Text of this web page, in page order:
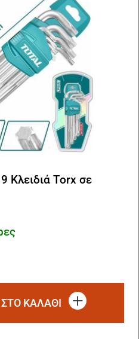
Κλειδιά Torx σε
ΚΑΛΑΘΙ